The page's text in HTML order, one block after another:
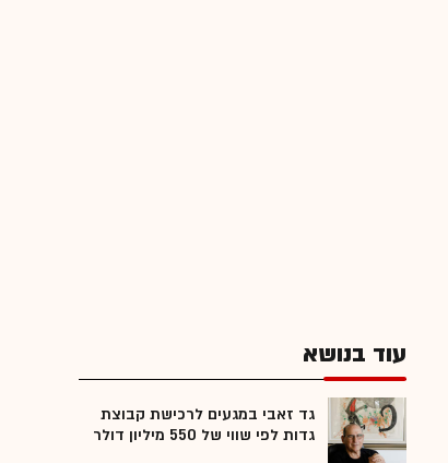
עוד בנושא
גד זאבי במגעים לרכישת קבוצת
גדות לפי שווי של 550 מיליון דולר